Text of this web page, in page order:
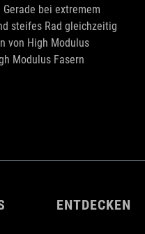
bei extremem
steifes Rad gleichzeitig
von High Modulus
Modulus Fasern
ENTDECKEN